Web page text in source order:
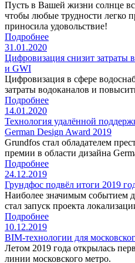
Пусть в Вашей жизни солнце
чтобы любые трудности легко
приносила удовольствие!
Подробнее
31.01.2020
Цифровизация снизит затраты
и GWI
Цифровизация в сфере
затраты водоканалов и
Подробнее
14.01.2020
Технология удалённой
German Design Award 2019
Grundfos стал обладателем
премии в области дизайна
Подробнее
24.12.2019
Грундфос подвёл итоги 2019
Наиболее значимым событием
стал запуск проекта
Подробнее
10.12.2019
BIM-технологии для
Летом 2019 года открылась
линии московского метро.